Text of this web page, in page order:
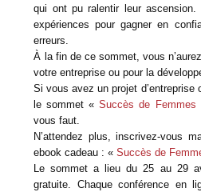
qui ont pu ralentir leur
expériences pour gagner en
erreurs.
À la fin de ce sommet, vous
votre entreprise ou pour la
Si vous avez un projet d’entreprise
le sommet «Succès de Femmes
vous faut.
N’attendez plus, inscrivez-vous
ebook cadeau : «Succès de
Le sommet a lieu du 25 au 29
gratuite. Chaque conférence en